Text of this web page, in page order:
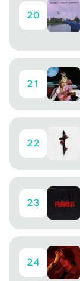
20
21
22
23
24